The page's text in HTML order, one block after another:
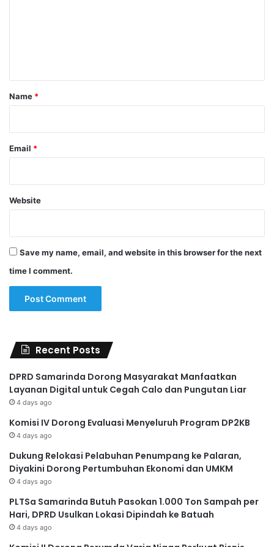
*
Name *
Email *
Website
Save my name, email, and website in this browser for the next
time I comment.
Recent Posts
DPRD Samarinda Dorong Masyarakat Manfaatkan
Layanan Digital untuk Cegah Calo dan Pungutan Liar
4 days ago
Komisi IV Dorong Evaluasi Menyeluruh Program DP2KB
4 days ago
Dukung Relokasi Pelabuhan Penumpang ke Palaran,
Diyakini Dorong Pertumbuhan Ekonomi dan UMKM
4 days ago
PLTSa Samarinda Butuh Pasokan 1.000 Ton Sampah per
Hari, DPRD Usulkan Lokasi Dipindah ke Batuah
4 days ago